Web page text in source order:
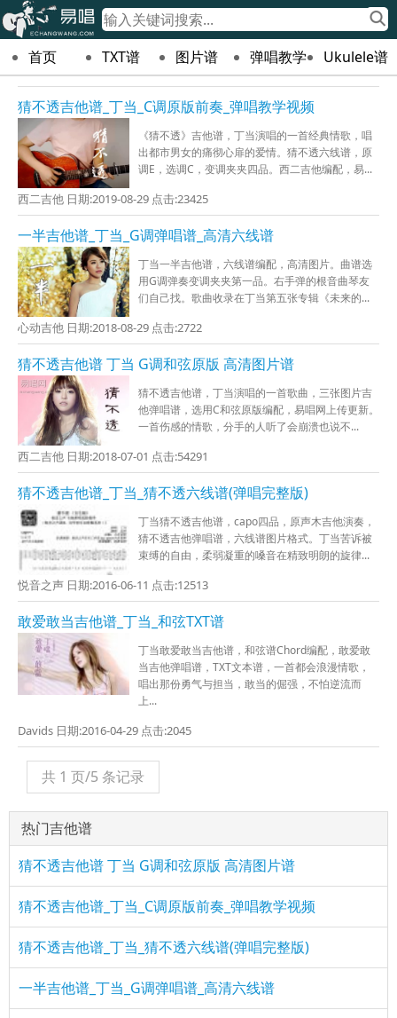
首页 TXT谱 图片谱 弹唱教学 Ukulele谱
猜不透吉他谱_丁当_C调原版前奏_弹唱教学视频
《猜不透》吉他谱，丁当演唱的一首经典情歌，唱
出都市男女的痛彻心扉的爱情。猜不透六线谱，原
调E，选调C，变调夹夹四品。西二吉他编配，易...
西二吉他 日期:2019-08-29 点击:23425
一半吉他谱_丁当_G调弹唱谱_高清六线谱
丁当一半吉他谱，六线谱编配，高清图片。曲谱选
用G调弹奏变调夹夹第一品。右手弹的根音曲琴友
们自己找。歌曲收录在丁当第五张专辑《未来的...
心动吉他 日期:2018-08-29 点击:2722
猜不透吉他谱 丁当 G调和弦原版 高清图片谱
猜不透吉他谱，丁当演唱的一首歌曲，三张图片吉
他弹唱谱，选用C和弦原版编配，易唱网上传更新。
一首伤感的情歌，分手的人听了会崩溃也说不...
西二吉他 日期:2018-07-01 点击:54291
猜不透吉他谱_丁当_猜不透六线谱(弹唱完整版)
丁当猜不透吉他谱，capo四品，原声木吉他演奏，
猜不透吉他弹唱谱，六线谱图片格式。丁当苦诉被
束缚的自由，柔弱凝重的嗓音在精致明朗的旋律...
悦音之声 日期:2016-06-11 点击:12513
敢爱敢当吉他谱_丁当_和弦TXT谱
丁当敢爱敢当吉他谱，和弦谱Chord编配，敢爱敢
当吉他弹唱谱，TXT文本谱，一首都会浪漫情歌，
唱出那份勇气与担当，敢当的倔强，不怕逆流而
上...
Davids 日期:2016-04-29 点击:2045
共 1 页/5 条记录
热门吉他谱
猜不透吉他谱 丁当 G调和弦原版 高清图片谱
猜不透吉他谱_丁当_C调原版前奏_弹唱教学视频
猜不透吉他谱_丁当_猜不透六线谱(弹唱完整版)
一半吉他谱_丁当_G调弹唱谱_高清六线谱